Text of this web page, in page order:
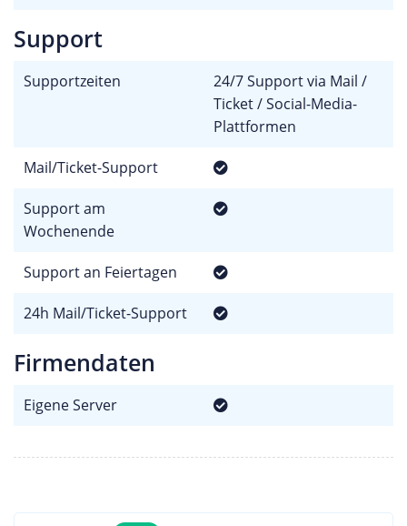
Support
Supportzeiten
24/7 Support via Mail /
Ticket / Social-Media-
Plattformen
Mail/Ticket-Support
Support am
Wochenende
Support an Feiertagen
24h Mail/Ticket-Support
Firmendaten
Eigene Server